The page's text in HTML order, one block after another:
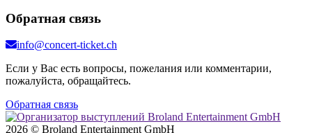
Обратная связь
info@concert-ticket.ch
Если у Вас есть вопросы, пожелания или комментарии,
пожалуйста, обращайтесь.
Обратная связь
2026 © Broland Entertainment GmbH